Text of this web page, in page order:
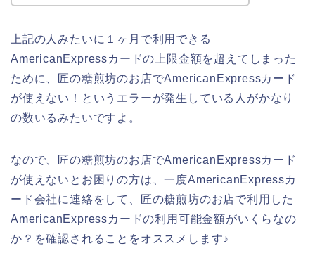
上記の人みたいに１ヶ月で利用できる
AmericanExpressカードの上限金額を超えてしまった
ために、匠の糖煎坊のお店でAmericanExpressカード
が使えない！というエラーが発生している人がかなり
の数いるみたいですよ。
なので、匠の糖煎坊のお店でAmericanExpressカード
が使えないとお困りの方は、一度AmericanExpressカ
ード会社に連絡をして、匠の糖煎坊のお店で利用した
AmericanExpressカードの利用可能金額がいくらなの
か？を確認されることをオススメします♪